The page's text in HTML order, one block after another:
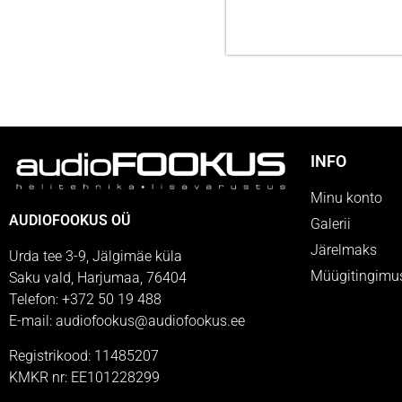
AUDIOFOOKUS OÜ
Urda tee 3-9, Jälgimäe küla
Saku vald, Harjumaa, 76404
Telefon: +372 50 19 488
E-mail: audiofookus@audiofookus.ee
Registrikood: 11485207
KMKR nr: EE101228299
INFO
Minu konto
Galerii
Järelmaks